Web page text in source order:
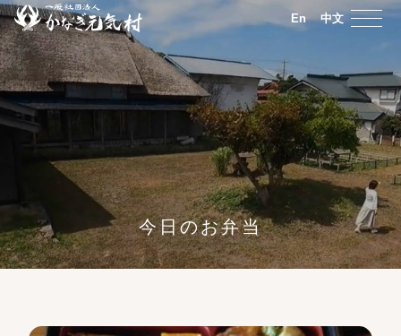
En 中文
今日のお弁当